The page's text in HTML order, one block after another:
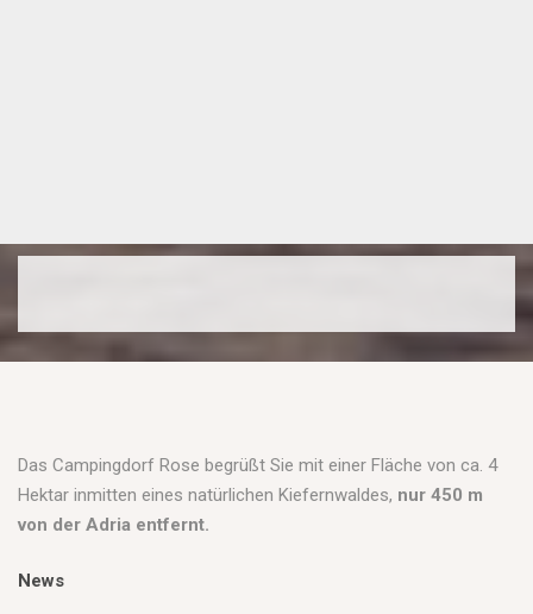
Das Campingdorf Rose begrüßt Sie mit einer Fläche von ca. 4
Hektar inmitten eines natürlichen Kiefernwaldes, nur 450 m
von der Adria entfernt.
News